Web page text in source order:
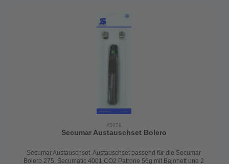
45076
Secumar Austauschset Bolero
Secumar Austauschset Austauschset passend für die Secumar
Bolero 275. Secumatic 4001 CO2 Patrone 56g mit Bajonett und 2